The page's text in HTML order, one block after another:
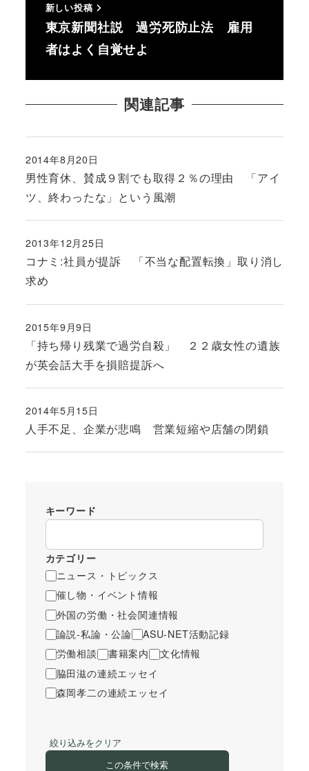
新しい投稿
東京新聞社説 過労死防止法 雇用
者はよく自覚せよ
関連記事
男性育休、賛成９割でも取得２％の理由 「アイ
ツ、終わったな」という風潮
投稿日
2014年8月20日
コナミ:社員が提訴 「不当な配置転換」取り消し
求め
投稿日
2013年12月25日
「持ち帰り残業で過労自殺」 ２２歳女性の遺族
が英会話大手を損賠提訴へ
投稿日
2015年9月9日
人手不足、企業が悲鳴 営業短縮や店舗の閉鎖
投稿日
2014年5月15日
キーワード
カテゴリー
ニュース・トピックス
催し物・イベント情報
外国の労働・社会関連情報
論説-私論・公論
ASU-NET活動記録
労働相談
書籍案内
文化情報
脇田滋の連続エッセイ
森岡孝二の連続エッセイ
絞り込みをクリア
この条件で検索